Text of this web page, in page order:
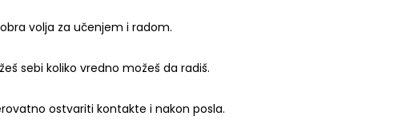
volja za učenjem i radom.
sebi koliko vredno možeš da radiš.
ostvariti kontakte i nakon posla.